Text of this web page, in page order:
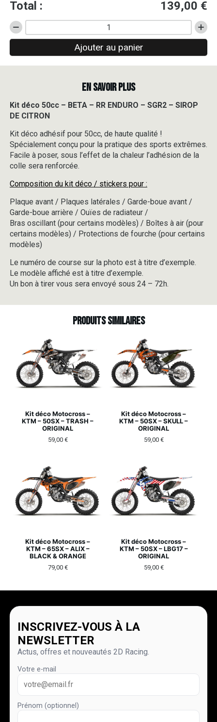
Total : 139,00 €
quantité
de
déco
50cc
RR
ENDURO
SGR2
-
SIROP
DE
CITRON
Ajouter au panier
EN SAVOIR PLUS
Kit déco 50cc – BETA – RR ENDURO – SGR2 – SIROP
DE CITRON
Kit déco adhésif pour 50cc, de haute qualité !
Spécialement conçu pour la pratique des sports extrêmes.
Facile à poser, sous l’effet de la chaleur l’adhésion de la
colle sera renforcée.
Composition du kit déco / stickers pour :
Plaque avant / Plaques latérales / Garde-boue avant /
Garde-boue arrière / Ouïes de radiateur /
Bras oscillant (pour certains modèles) / Boîtes à air (pour
certains modèles) / Protections de fourche (pour certains
modèles)
Le numéro de course sur la photo est à titre d’exemple.
Le modèle affiché est à titre d’exemple.
Un bon à tirer vous sera envoyé sous 24 – 72h.
Produits similaires
Kit déco Motocross –
KTM – 50SX – TRASH –
ORIGINAL
59,00 €
Kit déco Motocross –
KTM – 50SX – SKULL –
ORIGINAL
59,00 €
Kit déco Motocross –
KTM – 65SX – ALIX –
BLACK & ORANGE
79,00 €
Kit déco Motocross –
KTM – 50SX – LBG17 –
ORIGINAL
59,00 €
INSCRIVEZ-VOUS À LA
NEWSLETTER
Actus, offres et nouveautés 2D Racing.
Votre e-mail
Prénom (optionnel)